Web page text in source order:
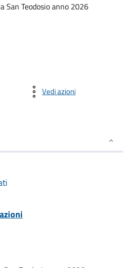
San Teodosio anno 2026
Vedi azioni